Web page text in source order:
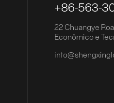
+86-563-
22 Chuangye
Econômico e